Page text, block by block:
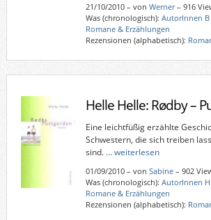
21/10/2010– von Werner– 916
Was (chronologisch): AutorInnen B
Romane & Erzählungen
Rezensionen (alphabetisch):
Helle Helle: Rødby –
Eine leichtfüßig erzählte
Schwestern, die sich treiben
sind. … weiterlesen
01/09/2010– von Sabine– 902
Was (chronologisch): AutorInnen H
Romane & Erzählungen
Rezensionen (alphabetisch):